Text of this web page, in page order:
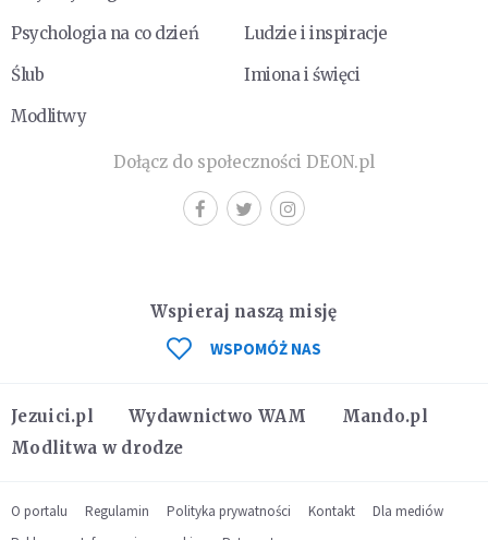
Psychologia na co dzień
Ludzie i inspiracje
Ślub
Imiona i święci
Modlitwy
Dołącz do społeczności DEON.pl
Jezuici.pl Wydawnictwo WAM
Mando.pl
Modlitwa w drodze
Wspieraj naszą misję
WSPOMÓŻ NAS
O portalu Regulamin Polityka prywatności Kontakt
Dla mediów